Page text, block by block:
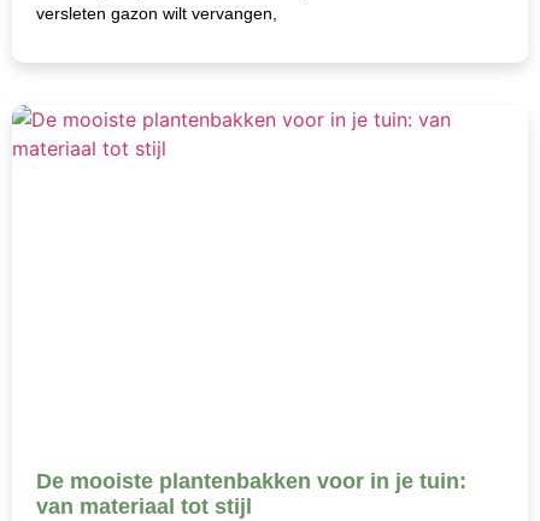
versleten gazon wilt vervangen,
De mooiste plantenbakken voor in je tuin:
van materiaal tot stijl